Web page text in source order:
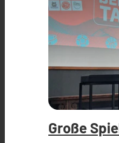
Große